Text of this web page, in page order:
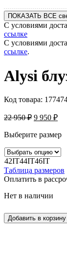
ПОКАЗАТЬ ВСЕ
С условиями
ссылке
С условиями
ссылке.
Alysi
Код товара:
22 950₽ 9 950 ₽
Выберите размер
42IT44IT46IT
Таблица размеров
Оплатить в
Нет в наличии
Добавить в корзину